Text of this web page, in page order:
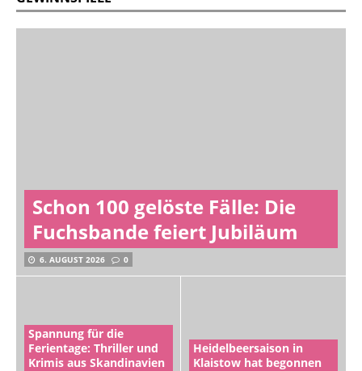
Schon 100 gelöste Fälle: Die
Fuchsbande feiert Jubiläum
6. AUGUST 2026 0
Spannung für die
Ferientage: Thriller und
Krimis aus Skandinavien
Heidelbeersaison in
Klaistow hat begonnen